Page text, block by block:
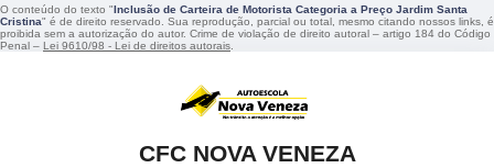
O conteúdo do texto "Inclusão de Carteira de Motorista Categoria a Preço Jardim Santa
Cristina" é de direito reservado. Sua reprodução, parcial ou total, mesmo citando nossos links, é
proibida sem a autorização do autor. Crime de violação de direito autoral – artigo 184 do Código
Penal – Lei 9610/98 - Lei de direitos autorais
CFC NOVA VENEZA